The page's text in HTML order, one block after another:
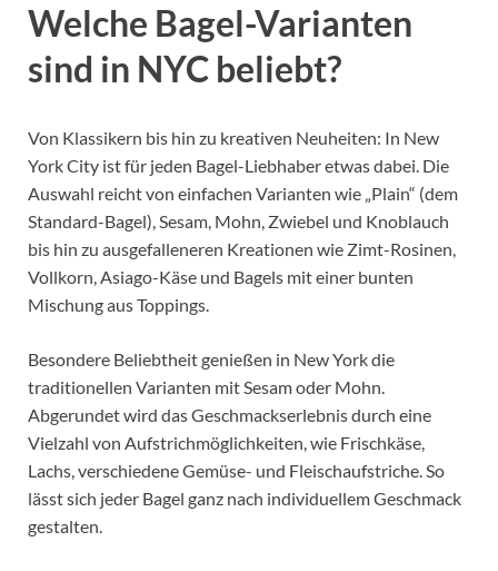
Welche Bagel-Varianten
sind in NYC beliebt?
Von Klassikern bis hin zu kreativen Neuheiten: In New
York City ist für jeden Bagel-Liebhaber etwas dabei. Die
Auswahl reicht von einfachen Varianten wie „Plain“ (dem
Standard-Bagel), Sesam, Mohn, Zwiebel und Knoblauch
bis hin zu ausgefalleneren Kreationen wie Zimt-Rosinen,
Vollkorn, Asiago-Käse und Bagels mit einer bunten
Mischung aus Toppings.
Besondere Beliebtheit genießen in New York die
traditionellen Varianten mit Sesam oder Mohn.
Abgerundet wird das Geschmackserlebnis durch eine
Vielzahl von Aufstrichmöglichkeiten, wie Frischkäse,
Lachs, verschiedene Gemüse- und Fleischaufstriche. So
lässt sich jeder Bagel ganz nach individuellem Geschmack
gestalten.